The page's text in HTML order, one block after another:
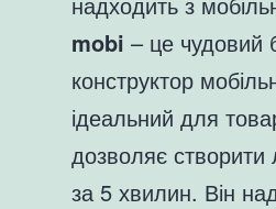
mobi – це чудовий
конструктор
ідеальний для
дозволяє створити
за 5 хвилин. Він